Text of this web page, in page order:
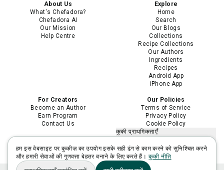
About Us
What's Chefadora?
Chefadora AI
Our Mission
Help Centre
Explore
Home
Search
Our Blogs
Collections
Recipe Collections
Our Authors
Ingredients
Recipes
Android App
iPhone App
For Creators
Become an Author
Earn Program
Contact Us
Our Policies
Terms of Service
Privacy Policy
Cookie Policy
कुकी प्राथमिकताएँ
मेरी संवेदनशील निजी जानकारी का उपयोग
सीमित करें
हम इस वेबसाइट पर कुकीज़ का उपयोग इसके सही ढंग से काम करने को सुनिश्चित करने
और हमारी सेवाओं की गुणवत्ता बेहतर बनाने के लिए करते हैं। कुकी नीति